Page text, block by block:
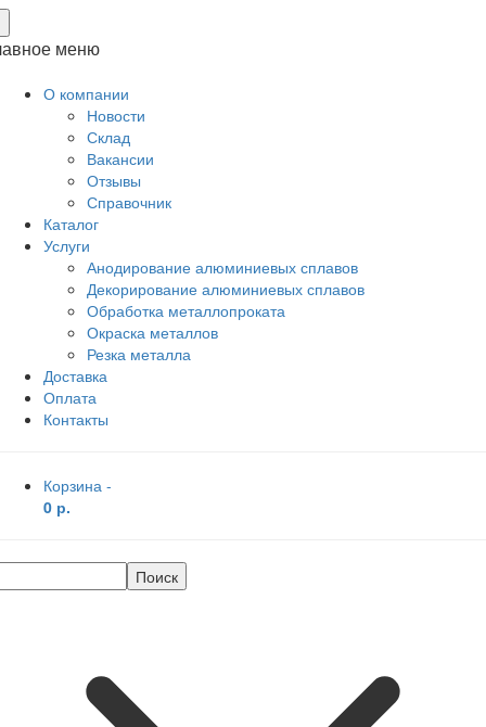
меню
О компании
Новости
Склад
Вакансии
Отзывы
Справочник
Каталог
Услуги
Анодирование алюминиевых сплавов
Декорирование алюминиевых сплавов
Обработка металлопроката
Окраска металлов
Резка металла
Доставка
Оплата
Контакты
Корзина -
0 р.